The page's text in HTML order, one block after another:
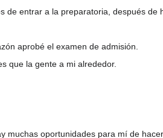
de entrar a la preparatoria, después de
aprobé el examen de admisión.
que la gente a mi alrededor.
muchas oportunidades para mí de